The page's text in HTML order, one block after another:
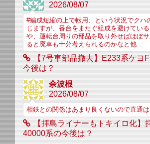
2026/08/07
#編成短縮の上で転用、という状況でクハ
じますが、番台をまたぐ組成を避けてい
や、運転台周りの部品を取り外せばほぼ
ると廃車も十分考えられるのかなと他...
【7号車部品撤去】E233系ケヨ
今後は？
余波根
2026/08/07
相鉄との関係はあまり良くないので直通
【拝島ライナーもトキイロ化】
40000系の今後は？